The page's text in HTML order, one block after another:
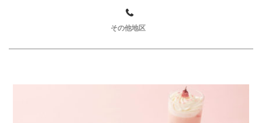
その他地区